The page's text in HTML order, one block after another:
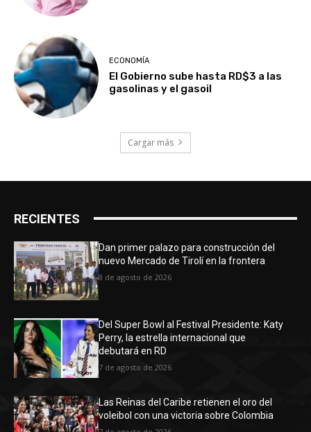
ECONOMÍA
El Gobierno sube hasta RD$3 a las
gasolinas y el gasoil
Cargar más
RECIENTES
Dan primer palazo para construcción del
nuevo Mercado de Tirolí en la frontera
8 de agosto de 2026
Del Super Bowl al Festival Presidente: Katy
Perry, la estrella internacional que
debutará en RD
7 de agosto de 2026
Las Reinas del Caribe retienen el oro del
voleibol con una victoria sobre Colombia